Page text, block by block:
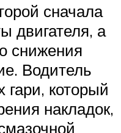
сначала
двигателя, а
снижения
Водитель
гари, который
накладок,